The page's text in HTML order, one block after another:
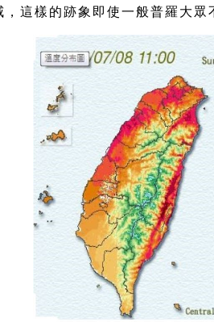
這樣的跡象即使一般普羅大眾